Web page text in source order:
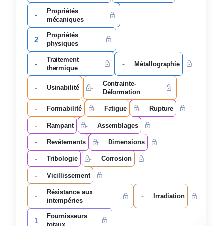
-
Propriétés
mécaniques
2
Propriétés
physiques
-
Traitement
thermique
- Métallographie
- Usinabilité -
Contrainte-
Déformation
- Formabilité - Fatigue - Rupture
- Rampant - Assemblages
- Revêtements - Dimensions
- Tribologie - Corrosion
- Vieillissement
-
Résistance aux
intempéries
- Irradiation
1
Fournisseurs
totaux